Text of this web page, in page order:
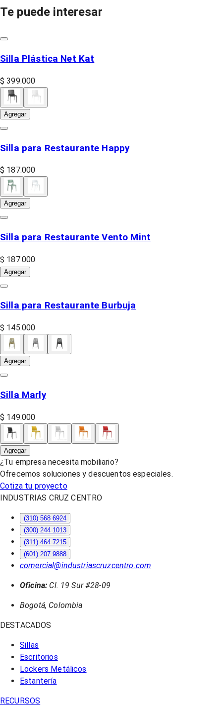
Te puede interesar
Silla Plástica Net Kat
$ 399.000
Agregar
Silla para Restaurante Happy
$ 187.000
Agregar
Silla para Restaurante Vento Mint
$ 187.000
Agregar
Silla para Restaurante Burbuja
$ 145.000
Agregar
Silla Marly
$ 149.000
Agregar
¿Tu empresa necesita mobiliario?
Ofrecemos soluciones y descuentos especiales.
Cotiza tu proyecto
INDUSTRIAS CRUZ CENTRO
(310) 568 6924
(300) 244 1013
(311) 464 7215
(601) 207 9888
comercial@industriascruzcentro.com
Oficina: Cl. 19 Sur #28-09
Bogotá, Colombia
DESTACADOS
Sillas
Escritorios
Lockers Metálicos
Estantería
RECURSOS